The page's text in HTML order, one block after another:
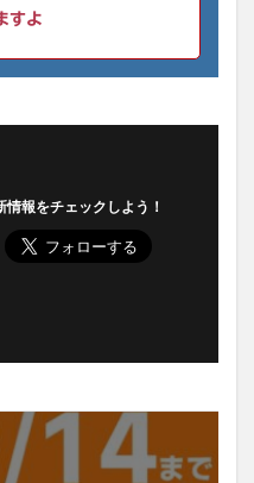
すよ
情報をチェックしよう！